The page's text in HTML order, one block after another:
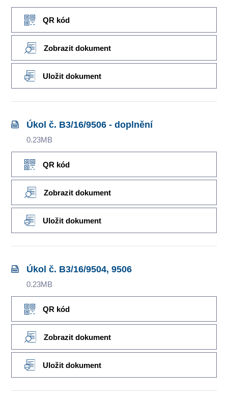
QR kód
Zobrazit dokument
Uložit dokument
Úkol č. B3/16/9506 - doplnění
0.23MB
QR kód
Zobrazit dokument
Uložit dokument
Úkol č. B3/16/9504, 9506
0.23MB
QR kód
Zobrazit dokument
Uložit dokument